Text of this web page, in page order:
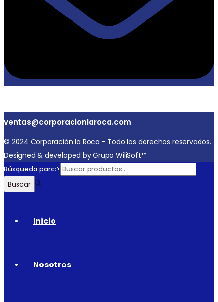
ventas@corporacionlaroca.com
© 2024 Corporación la Roca - Todo los derechos reservados.
Designed & developed by Grupo WiliSoft™
Búsqueda para:>
Buscar
Inicio
Nosotros